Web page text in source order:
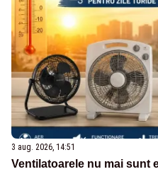
3 aug. 2026, 14:51
Ventilatoarele nu mai sunt